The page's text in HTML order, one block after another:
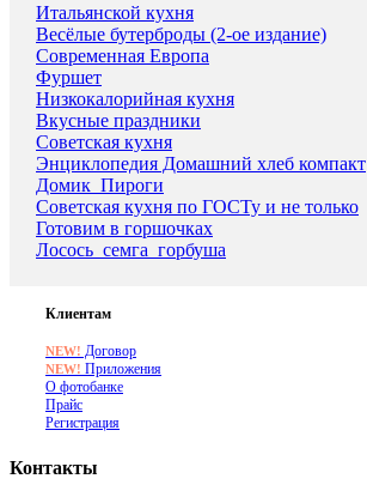
Итальянской кухня
Весёлые бутерброды (2-ое издание)
Современная Европа
Фуршет
Низкокалорийная кухня
Вкусные праздники
Советская кухня
Энциклопедия Домашний хлеб компакт
Домик_Пироги
Советская кухня по ГОСТу и не только
Готовим в горшочках
Лосось_семга_горбуша
Клиентам
NEW! Договор
NEW! Приложения
О фотобанке
Прайс
Регистрация
Контакты